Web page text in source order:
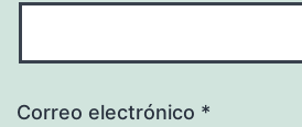
Correo electrónico *